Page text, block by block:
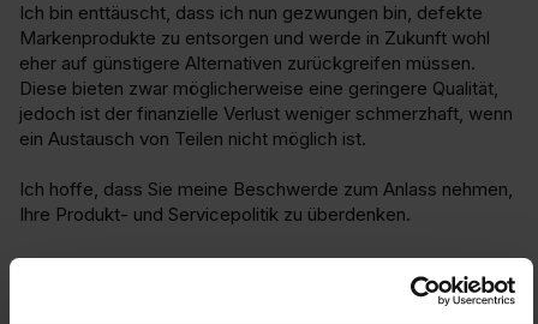
Ich bin enttäuscht, dass ich nun gezwungen bin, defekte
Markenprodukte zu entsorgen und werde in Zukunft wohl
eher auf günstigere Alternativen zurückgreifen müssen.
Diese bieten zwar möglicherweise eine geringere Qualität,
jedoch ist der finanzielle Verlust weniger schmerzhaft, wenn
ein Austausch von Teilen nicht möglich ist.
Ich hoffe, dass Sie meine Beschwerde zum Anlass nehmen,
Ihre Produkt- und Servicepolitik zu überdenken.
5